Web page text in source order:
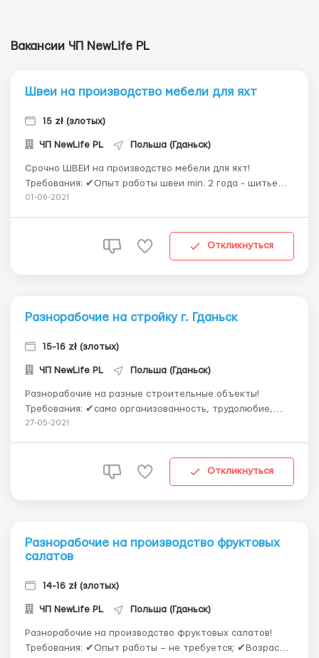
Вакансии ЧП NewLife PL
Швеи на производство мебели для яхт
15 zł (злотых)
ЧП NewLife PL Польша (Гданьск)
Срочно ШВЕИ на производство мебели для яхт!
Требования: ✔Опыт работы швеи min. 2 года - шитье
грубых тканей для мебели (кожа, дермантин); ✔опыт
оверлоках; ✔знание и выполнение ТБ;
01-06-2021
Откликнуться
Разнорабочие на стройку г. Гданьск
15-16 zł (злотых)
ЧП NewLife PL Польша (Гданьск)
Разнорабочие на разные строительные объекты!
Требования: ✔само организованность, трудолюбие,
внимательность; ✔Польский язык – понимание;
12 часов в день, сб: 6 часов в день; ✔рабочая о...
27-05-2021
Откликнуться
Разнорабочие на производство фруктовых
салатов
14-16 zł (злотых)
ЧП NewLife PL Польша (Гданьск)
Разнорабочие на производство фруктовых салатов!
Требования: ✔Опыт работы – не требуется; ✔Возраст